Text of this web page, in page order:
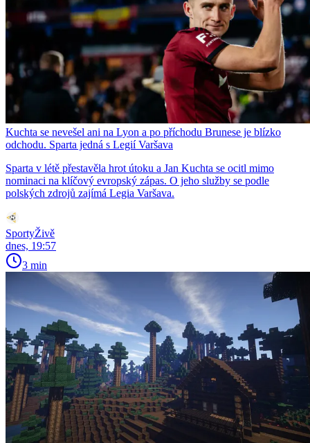
Kuchta se nevešel ani na Lyon a po příchodu Brunese je blízko
odchodu. Sparta jedná s Legií Varšava
Sparta v létě přestavěla hrot útoku a Jan Kuchta se ocitl mimo
nominaci na klíčový evropský zápas. O jeho služby se podle
polských zdrojů zajímá Legia Varšava.
SportyŽivě
dnes, 19:57
3 min